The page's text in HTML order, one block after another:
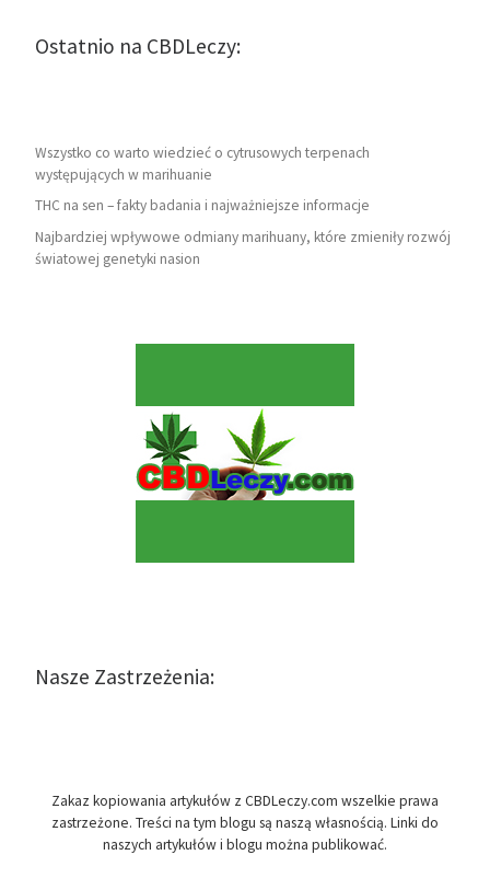
Ostatnio na CBDLeczy:
Wszystko co warto wiedzieć o cytrusowych terpenach
występujących w marihuanie
THC na sen – fakty badania i najważniejsze informacje
Najbardziej wpływowe odmiany marihuany, które zmieniły rozwój
światowej genetyki nasion
Nasze Zastrzeżenia:
Zakaz kopiowania artykułów z CBDLeczy.com wszelkie prawa
zastrzeżone. Treści na tym blogu są naszą własnością. Linki do
naszych artykułów i blogu można publikować.